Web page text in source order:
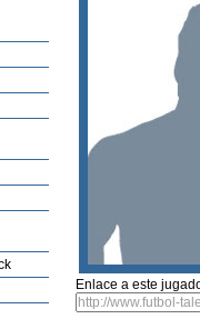
Enlace a este